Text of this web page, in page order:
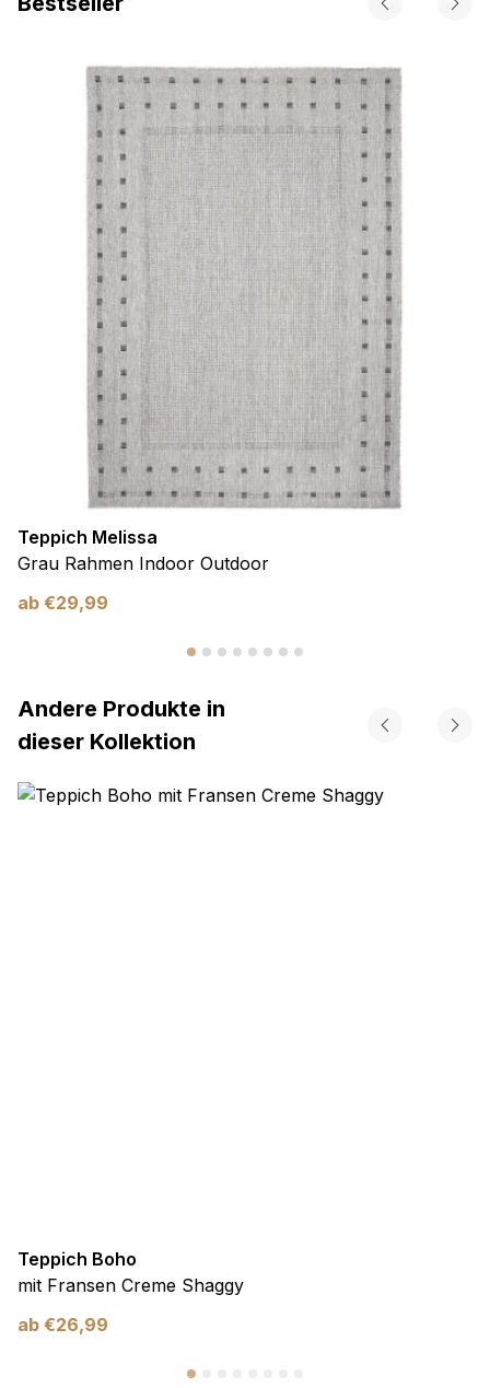
Teppich Melissa
Grau Rahmen Indoor Outdoor
ab €29,99
Andere Produkte in
dieser Kollektion
Teppich Boho
mit Fransen Creme Shaggy
ab €26,99